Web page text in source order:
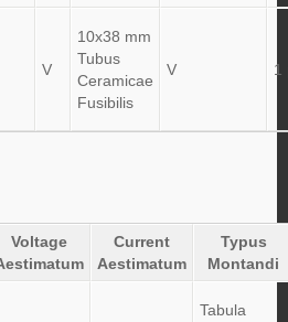
V
10x38 mm
Tubus
Ceramicae
Fusibilis
V 1
Voltage
Current
Aestimatum
Typus
Montandi
Tabula